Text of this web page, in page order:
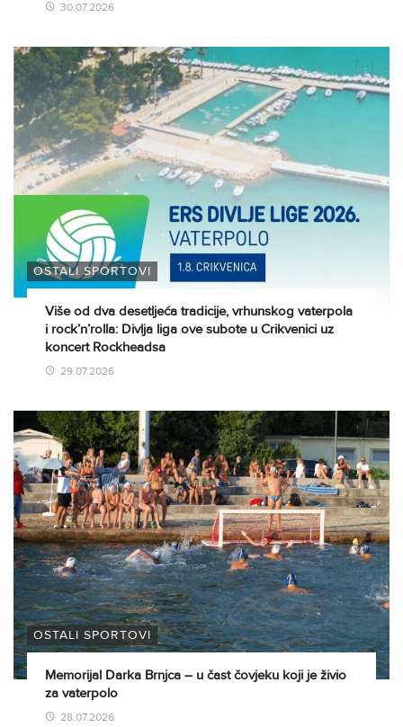
30.07.2026
OSTALI SPORTOVI
Više od dva desetljeća tradicije, vrhunskog vaterpola
i rock’n’rolla: Divlja liga ove subote u Crikvenici uz
koncert Rockheadsa
29.07.2026
OSTALI SPORTOVI
Memorijal Darka Brnjca – u čast čovjeku koji je živio
za vaterpolo
28.07.2026